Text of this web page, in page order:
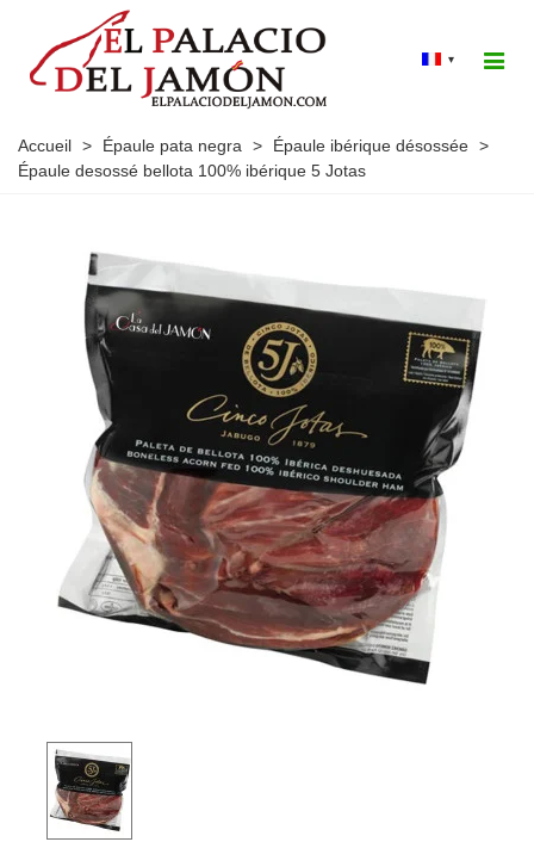
▾
Accueil > Épaule pata negra > Épaule ibérique désossée >
Épaule desossé bellota 100% ibérique 5 Jotas